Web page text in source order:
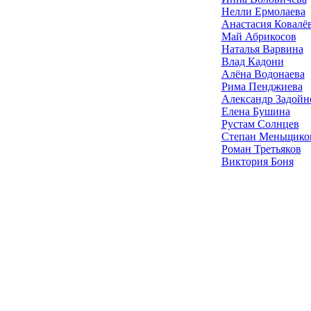
Нелли Ермолаева
Анастасия
Май Абрикосов
Наталья Варвина
Влад Кадони
Алёна Водонаева
Рима Пенджиева
Александр
Елена Бушина
Рустам Солнцев
Степан
Роман Третьяков
Виктория Боня